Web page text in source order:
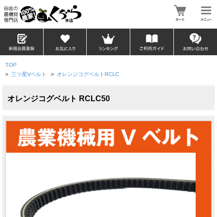
TOP
> 三ツ星Vベルト > オレンジコグベルトRCLC
オレンジコグベルト RCLC50